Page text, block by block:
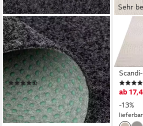
FLOORDIREKT
Kunstrasen Farbwunder Park
Anthrazit, Erhältlich in
verschiedenen Größen, Höhe:
6 mm
(3)
ab 7,99 €
lieferbar - in 3-4 Werktagen bei dir
Sehr
OTTO
Höhe:
ab
-13%